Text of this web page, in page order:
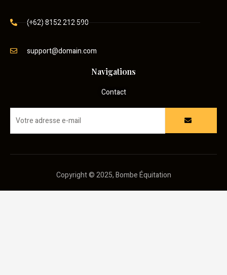
(+62) 8152 212 590
support@domain.com
Navigations
Contact
Copyright © 2025, Bombe Équitation